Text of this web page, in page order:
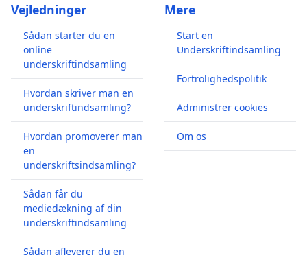
Vejledninger
Sådan starter du en
online
underskriftindsamling
Hvordan skriver man en
underskriftindsamling?
Hvordan promoverer man
en
underskriftsindsamling?
Sådan får du
mediedækning af din
underskriftindsamling
Sådan afleverer du en
Mere
Start en
Underskriftindsamling
Fortrolighedspolitik
Administrer cookies
Om os